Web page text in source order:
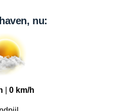
nu:
0 km/h